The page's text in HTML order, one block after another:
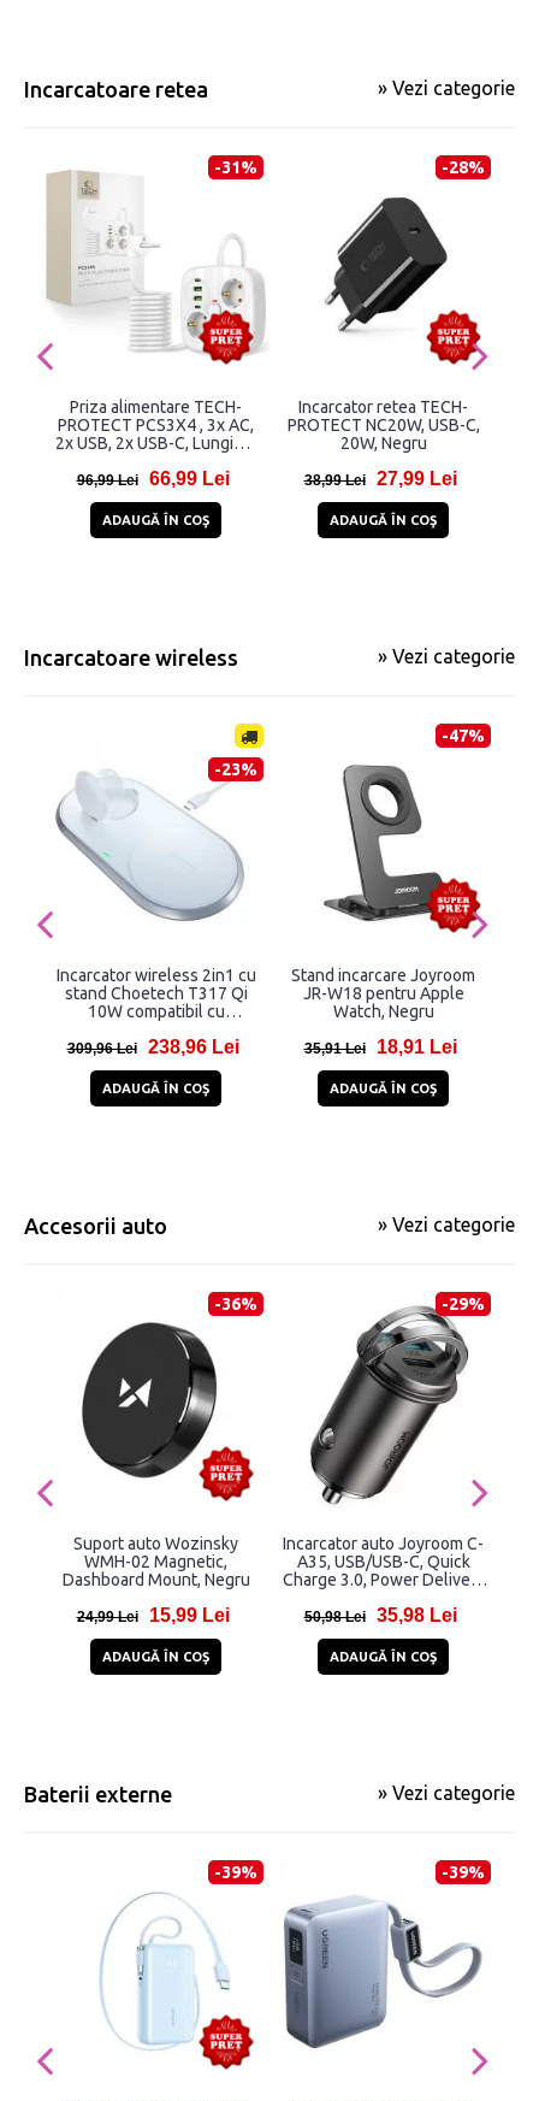
Incarcatoare retea » Vezi categorie
-31%
Priza alimentare TECH-
PROTECT PCS3X4 , 3x AC,
2x USB, 2x USB-C, Lungime
96,99 Lei 66,99 Lei
ADAUGĂ ÎN COŞ
-28%
Incarcator retea TECH-
PROTECT NC20W, USB-C,
20W, Negru
38,99 Lei 27,99 Lei
ADAUGĂ ÎN COŞ
Incarcatoare wireless » Vezi categorie
-23%
Incarcator wireless 2in1 cu
stand Choetech T317 Qi
10W compatibil cu
Watch, Alb
309,96 Lei 238,96 Lei
ADAUGĂ ÎN COŞ
-47%
Stand incarcare Joyroom
JR-W18 pentru Apple
Watch, Negru
35,91 Lei 18,91 Lei
ADAUGĂ ÎN COŞ
Accesorii auto » Vezi categorie
-36%
Suport auto Wozinsky
WMH-02 Magnetic,
Dashboard Mount, Negru
24,99 Lei 15,99 Lei
ADAUGĂ ÎN COŞ
-29%
Incarcator auto Joyroom C-
A35, USB/USB-C, Quick
Charge 3.0, Power Delivery
50,98 Lei 35,98 Lei
ADAUGĂ ÎN COŞ
Baterii externe » Vezi categorie
-39% -39%